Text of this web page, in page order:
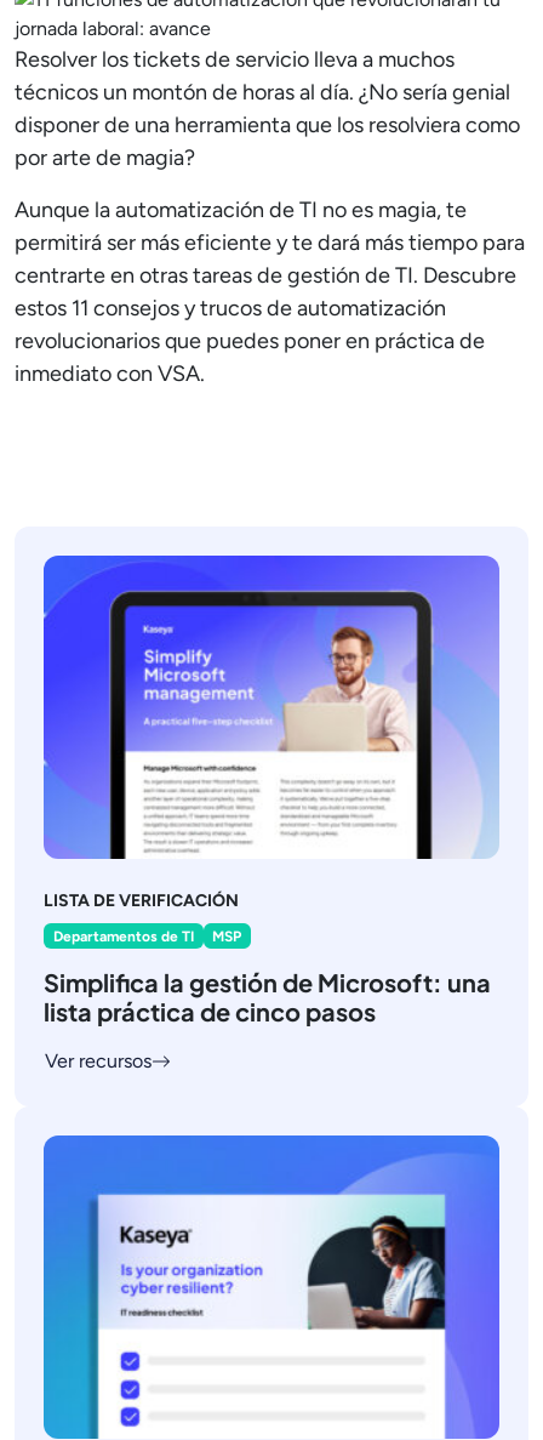
Resolver los tickets de servicio lleva a muchos
técnicos un montón de horas al día. ¿No sería genial
disponer de una herramienta que los resolviera como
por arte de magia?
Aunque la automatización de TI no es magia, te
permitirá ser más eficiente y te dará más tiempo para
centrarte en otras tareas de gestión de TI. Descubre
estos 11 consejos y trucos de automatización
revolucionarios que puedes poner en práctica de
inmediato con VSA.
LISTA DE VERIFICACIÓN
Departamentos de TI MSP
Simplifica la gestión de Microsoft: una
lista práctica de cinco pasos
Ver recursos